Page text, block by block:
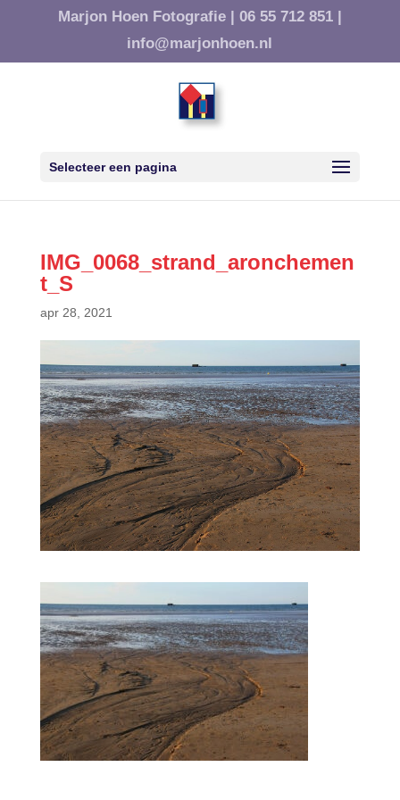
Marjon Hoen Fotografie | 06 55 712 851 |
info@marjonhoen.nl
Selecteer een pagina
IMG_0068_strand_aronchemen
t_S
apr 28, 2021